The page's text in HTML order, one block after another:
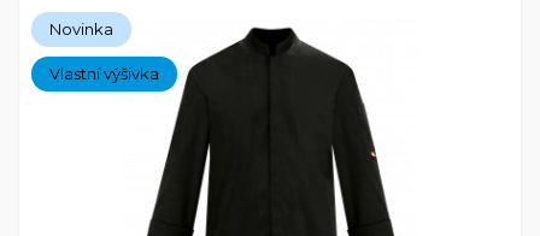
Novinka
Vlastní výšivka